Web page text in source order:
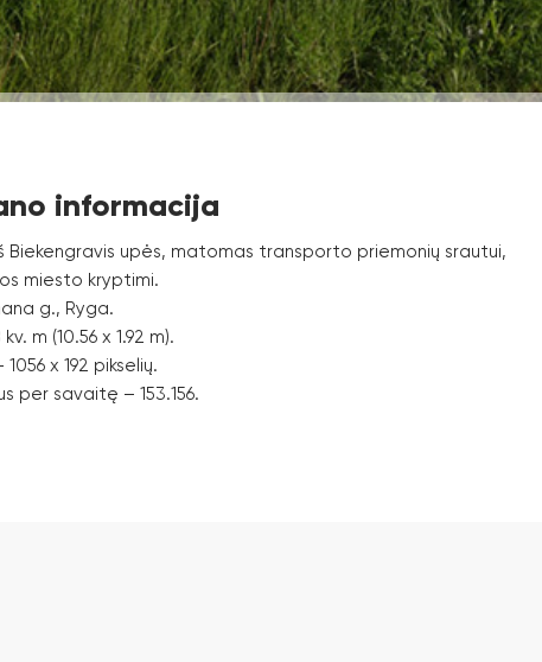
informacija
upės, matomas transporto priemonių srautui,
miesto kryptimi.
g., Ryga.
m (10.56 x 1.92 m).
x 192 pikselių.
per savaitę – 153.156.